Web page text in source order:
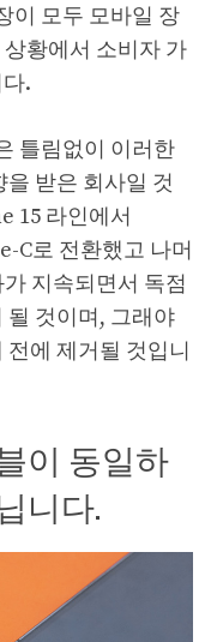
이 모두 모바일 장
황에서 소비자 가
.
틀림없이 이러한
받은 회사일 것
15 라인에서
C로 전환했고 나머
지속되면서 독점
될 것이며, 그래야
에 제거될 것입니
이 동일하
니다.